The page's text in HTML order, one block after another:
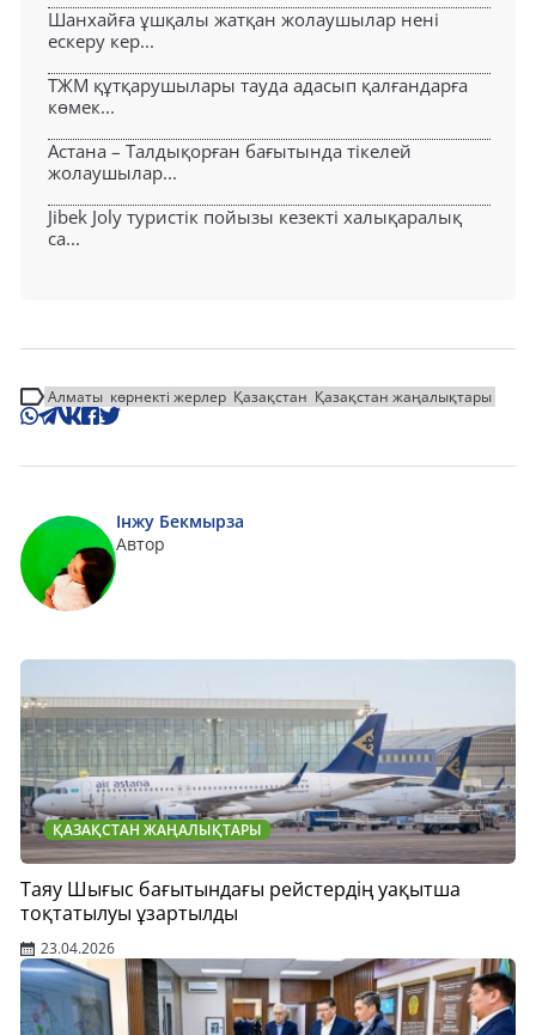
Шанхайға ұшқалы жатқан жолаушылар нені
ескеру кер...
ТЖМ құтқарушылары тауда адасып қалғандарға
көмек...
Астана – Талдықорған бағытында тікелей
жолаушылар...
Jibek Joly туристік пойызы кезекті халықаралық
са...
Алматы көрнекті жерлер Қазақстан Қазақстан жаңалықтары
Інжу Бекмырза
Автор
ҚАЗАҚСТАН ЖАҢАЛЫҚТАРЫ
Таяу Шығыс бағытындағы рейстердің уақытша
тоқтатылуы ұзартылды
23.04.2026